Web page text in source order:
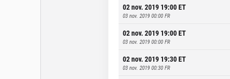
02 nov. 2019 19:00ET
03 nov. 2019 00:00 FR
02 nov. 2019 19:00ET
03 nov. 2019 00:00 FR
02 nov. 2019 19:30ET
03 nov. 2019 00:30 FR